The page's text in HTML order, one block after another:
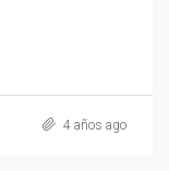
4 años ago